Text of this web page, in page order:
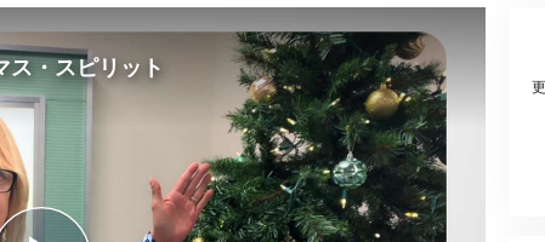
真実を知ってください：薬物
ユナイテッド･フォー･ヒューマンライ
ツ
市民の人権擁護の会
サイエントロジー･ボランティア･ミニ
スター
初級のサービス 病気やけがのた
高潔さと正直さ
結婚
感情のトーン・
薬物に対する解決